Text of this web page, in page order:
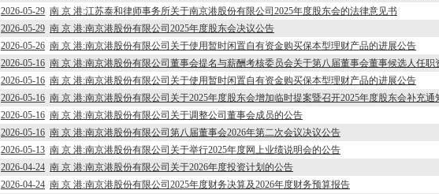
2026-05-29 南 京 港:江苏泰和律师事务所关于南京港股份有限公司2025年度股东会的法律意见书
2026-05-29 南 京 港:南京港股份有限公司2025年度股东会决议公告
2026-05-26 南 京 港:南京港股份有限公司关于使用暂时闲置自有资金购买保本型理财产品的进展公告
2026-05-16 南 京 港:南京港股份有限公司董事会提名与薪酬考核委员会关于第八届董事会董事候选人任职
2026-05-16 南 京 港:南京港股份有限公司关于使用暂时闲置自有资金购买保本型理财产品的进展公告
2026-05-16 南 京 港:南京港股份有限公司关于2025年度股东会增加临时提案暨召开2025年度股东会补充通
2026-05-16 南 京 港:南京港股份有限公司关于调整公司董事会成员的公告
2026-05-16 南 京 港:南京港股份有限公司第八届董事会2026年第二次会议决议公告
2026-05-13 南 京 港:南京港股份有限公司关于举行2025年度网上业绩说明会的公告
2026-04-24 南 京 港:南京港股份有限公司关于2026年度投资计划的公告
2026-04-24 南 京 港:南京港股份有限公司2025年度财务决算及2026年度财务预算报告